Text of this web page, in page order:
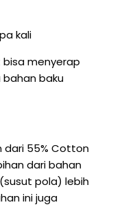
kali
menyerap
baku
dari 55% Cotton
dari bahan
pola) lebih
ini juga